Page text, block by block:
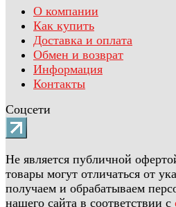
О компании
Как купить
Доставка и оплата
Обмен и возврат
Информация
Контакты
Соцсети
Не является публичной
товары могут отличаться от
получаем и обрабатываем
нашего сайта в соответствии с